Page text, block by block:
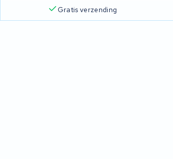
Gratis verzending